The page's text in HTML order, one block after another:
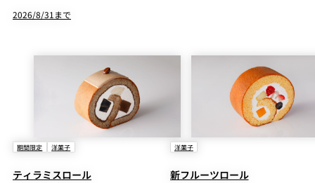
2026/8/31まで
期間限定 洋菓子
ティラミスロール
洋菓子
新フルーツロール